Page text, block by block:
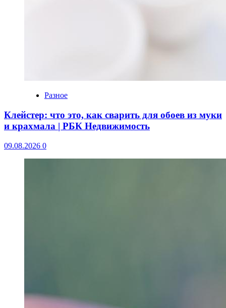
Разное
Клейстер: что это, как сварить для обоев из муки
и крахмала | РБК Недвижимость
09.08.2026 0